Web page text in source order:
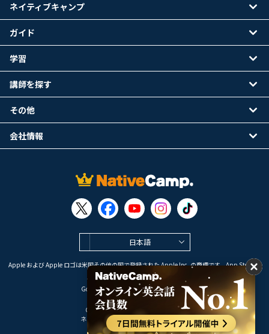
日本語
Apple および Apple ロゴは米国その他の国で登録された Apple Inc. の商標です。App Store は
Apple Inc. のサービスマークです。
Google Play は Google LLC の商標です。
Copyright © 2026 オンライン英会話
ネイティブキャンプ All Rights Reserved.
ネイティブキャンプ
ガイド
学習
講師を探す
その他
会社情報